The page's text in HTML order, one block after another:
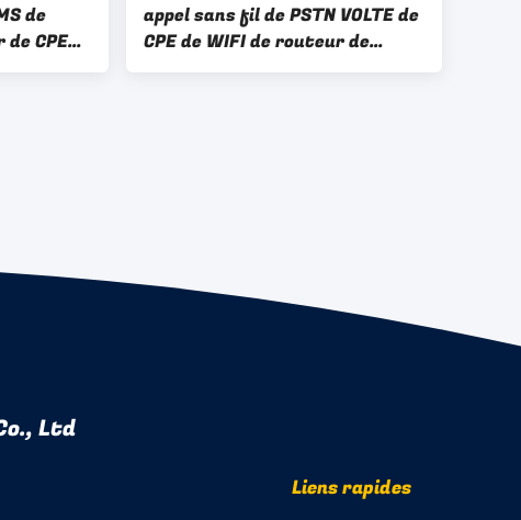
de
CPE
appel sans fil de PSTN VOLTE de
CPE de WIFI de routeur de
150Mbps 4G LTE Mifi
Ltd
Liens rapides